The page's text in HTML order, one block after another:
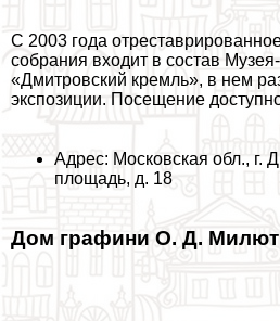
С 2003 года
собрания входит в состав
«Дмитровский кремль», в нем
экспозиции. Посещение
Адрес: Московская обл., г.
площадь, д. 18
Дом графини О. Д.